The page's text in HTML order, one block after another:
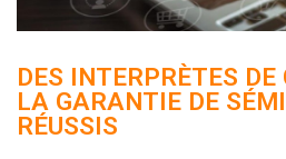
DES INTERPRÈTES DE
LA GARANTIE DE
RÉUSSIS